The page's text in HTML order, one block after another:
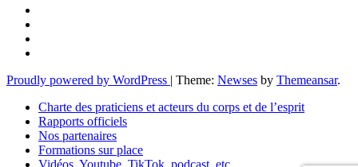
Proudly powered by WordPress | Theme: Newses by Themeansar.
Charte des praticiens et acteurs du corps et de l’esprit
Rapports officiels
Nos partenaires
Formations sur place
Vidéos, Youtube, TikTok, podcast, etc.